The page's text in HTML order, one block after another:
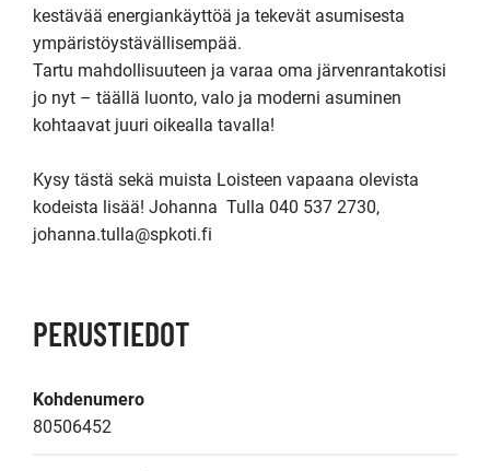
kestävää energiankäyttöä ja tekevät asumisesta
ympäristöystävällisempää.
Tartu mahdollisuuteen ja varaa oma järvenrantakotisi
jo nyt – täällä luonto, valo ja moderni asuminen
kohtaavat juuri oikealla tavalla!
Kysy tästä sekä muista Loisteen vapaana olevista
kodeista lisää! Johanna  Tulla 040 537 2730,
PERUSTIEDOT
Kohdenumero
80506452